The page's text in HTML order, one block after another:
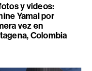
y videos:
Yamal por
vez en
Colombia